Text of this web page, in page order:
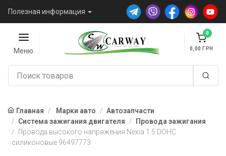
Полезная информация
Меню
0
0,00
Главная Марки авто
Автозапчасти
Система зажигания двигателя
Провода зажигания
Провода высокого напряжения Nexia 1.5 DOHC
силиконовые 96497773